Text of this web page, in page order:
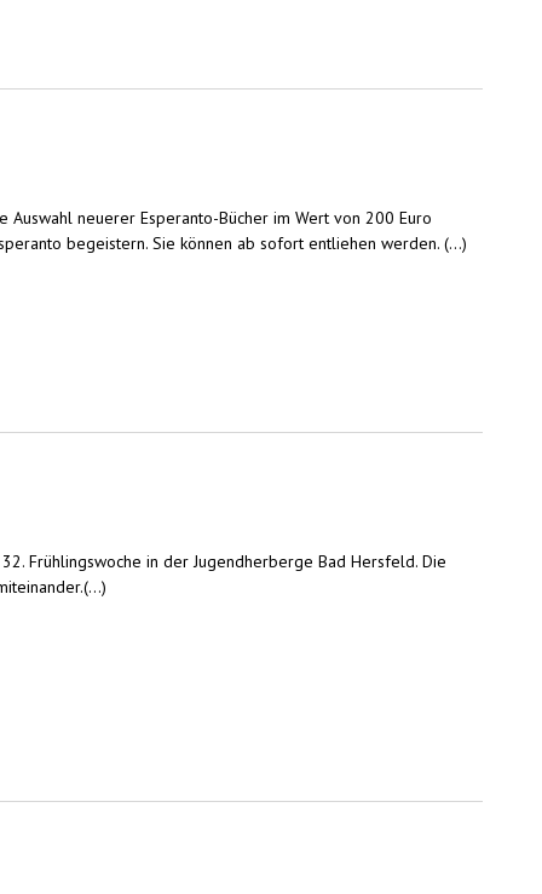
neuerer Esperanto-Bücher im Wert von 200 Euro
begeistern. Sie können ab sofort entliehen werden. (...)
Frühlingswoche in der Jugendherberge Bad Hersfeld. Die